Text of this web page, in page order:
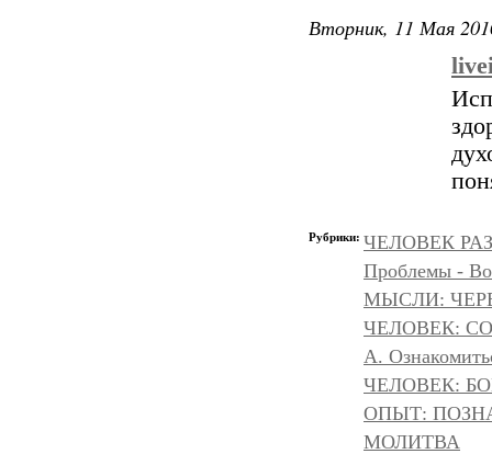
Вторник, 11 Мая
Рубрики: ЧЕЛОВЕК
Проблемы -
МЫСЛИ:
ЧЕЛОВЕК:
А.
ЧЕЛОВЕК:
ОПЫТ:
МОЛИТВА